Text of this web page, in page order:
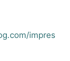
impres